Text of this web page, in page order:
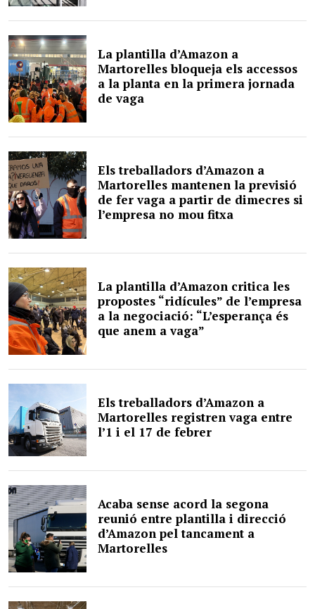
La plantilla d’Amazon a
Martorelles bloqueja els accessos
a la planta en la primera jornada
de vaga
Els treballadors d’Amazon a
Martorelles mantenen la previsió
de fer vaga a partir de dimecres si
l’empresa no mou fitxa
La plantilla d’Amazon critica les
propostes “ridícules” de l’empresa
a la negociació: “L’esperança és
que anem a vaga”
Els treballadors d’Amazon a
Martorelles registren vaga entre
l’1 i el 17 de febrer
Acaba sense acord la segona
reunió entre plantilla i direcció
d’Amazon pel tancament a
Martorelles